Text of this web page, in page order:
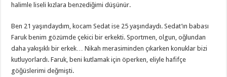
halimle liseli kızlara benzediğimi düşünür.
Ben 21 yaşındaydım, kocam Sedat ise 25 yaşındaydı. Sedat’ın babası
Faruk benim gözümde çekici bir erkekti. Sportmen, olgun, oğlundan
daha yakışıklı bir erkek… Nikah merasiminden çıkarken konuklar bizi
kutluyorlardı. Faruk, beni kutlamak için öperken, eliyle hafifçe
göğüslerimi değmişti.